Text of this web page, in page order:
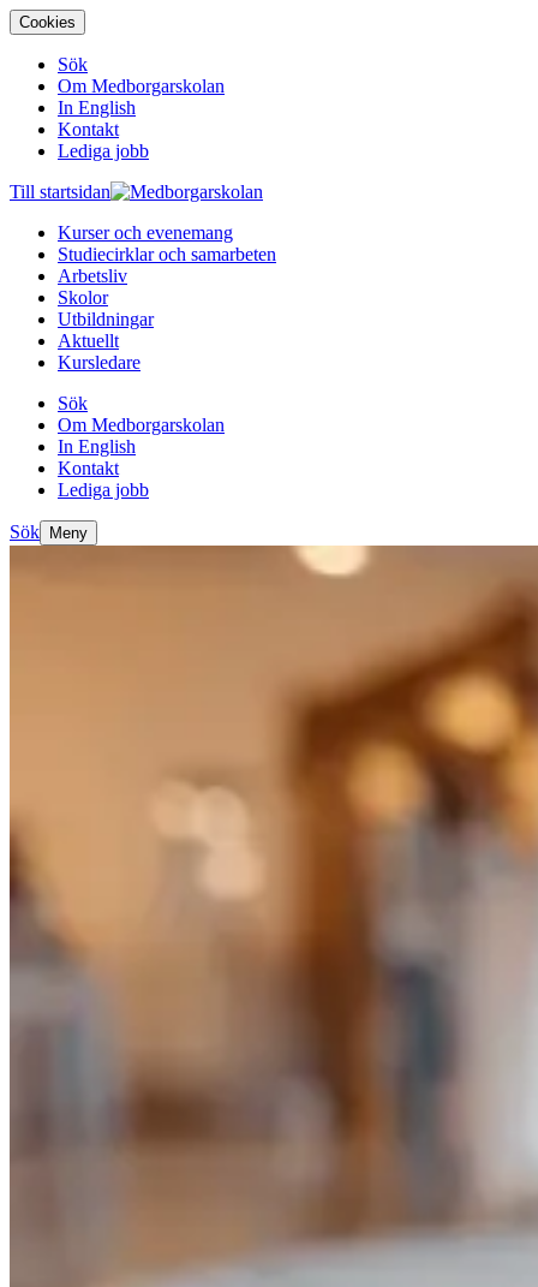
Cookies
Sök
Om Medborgarskolan
In English
Kontakt
Lediga jobb
Till startsidan
Kurser och evenemang
Studiecirklar och samarbeten
Arbetsliv
Skolor
Utbildningar
Aktuellt
Kursledare
Sök
Om Medborgarskolan
In English
Kontakt
Lediga jobb
Sök Meny